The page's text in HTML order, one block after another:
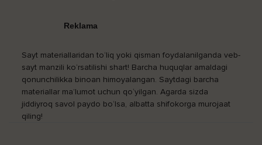
Reklama
Sayt materiallaridan to‘liq yoki qisman foydalanilganda veb-
sayt manzili ko‘rsatilishi shart! Barcha huquqlar amaldagi
qonunchilikka binoan himoyalangan. Saytdagi barcha
materiallar ma’lumot uchun qo‘yilgan. Agarda sizda
jiddiyroq savol paydo bo‘lsa, albatta shifokorga murojaat
qiling!